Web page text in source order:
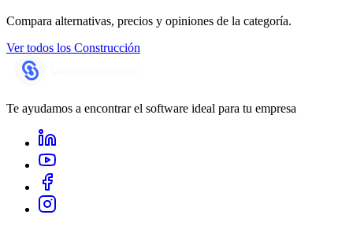
Compara alternativas, precios y opiniones de la categoría.
Ver todos los Construcción
Te ayudamos a encontrar el software ideal para tu empresa